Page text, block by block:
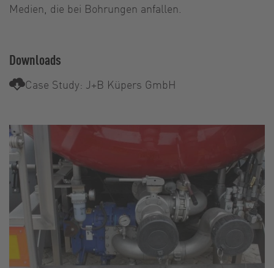
Medien, die bei Bohrungen anfallen.
Downloads
Case Study: J+B Küpers GmbH